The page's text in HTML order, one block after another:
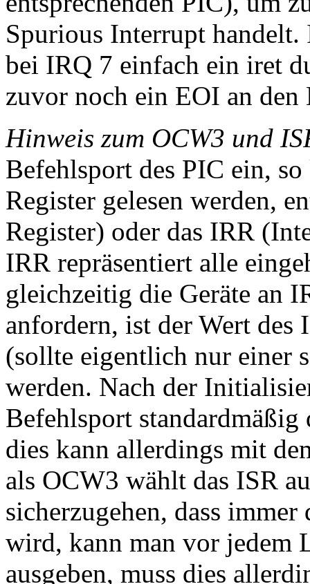
Spurious Interrupt
bei IRQ 7 einfach ein iret
zuvor noch ein EOI an den
Hinweis zum OCW3 und
Befehlsport des PIC ein,
Register gelesen werden,
Register) oder das IRR
IRR repräsentiert alle
gleichzeitig die Geräte an
anfordern, ist der Wert
(sollte eigentlich nur einer
werden. Nach der
Befehlsport standardmäßig
dies kann allerdings mit
als OCW3 wählt das ISR
sicherzugehen, dass
wird, kann man vor jedem
ausgeben, muss dies